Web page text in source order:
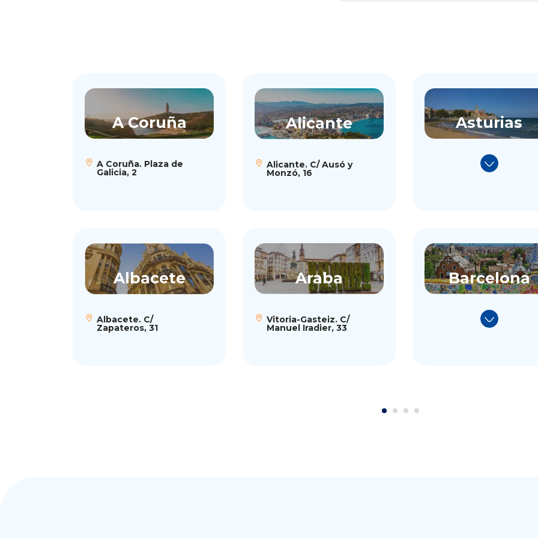
A Coruña
A Coruña. Plaza de
Galicia, 2
Albacete
Albacete. C/
Zapateros, 31
Alicante
Alicante. C/ Ausó y
Monzó, 16
Araba
Vitoria-Gasteiz. C/
Manuel Iradier, 33
Asturias
Barcelona
1 2 3 4